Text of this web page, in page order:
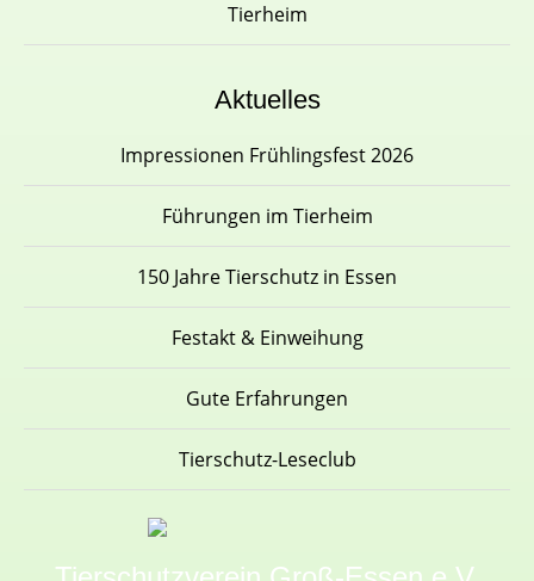
Tierheim
Aktuelles
Impressionen Frühlingsfest 2026
Führungen im Tierheim
150 Jahre Tierschutz in Essen
Festakt & Einweihung
Gute Erfahrungen
Tierschutz-Leseclub